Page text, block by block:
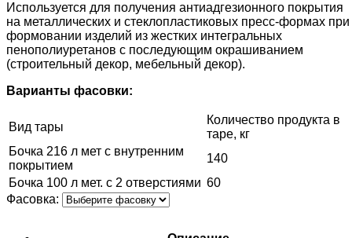
Используется для получения антиадгезионного покрытия
на металлических и стеклопластиковых пресс-формах при
формовании изделий из жестких интегральных
пенополиуретанов с последующим окрашиванием
(строительный декор, мебельный декор).
Варианты фасовки:
Вид тары
Количество продукта в
таре, кг
Бочка 216 л мет с внутренним
покрытием
140
Бочка 100 л мет. с 2 отверстиями 60
Фасовка: